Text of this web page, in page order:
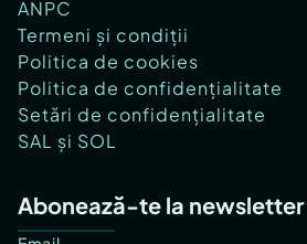
ANPC
Termeni și condiții
Politica de cookies
Politica de confidențialitate
Setări de confidențialitate
SAL și SOL
Abonează-te la newsletter